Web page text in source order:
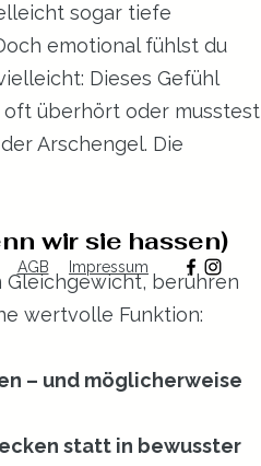
sogar tiefe
emotional fühlst du
Dieses Gefühl
oft überhört oder musstest
Arschengel. Die
wir sie hassen)
Gleichgewicht, berühren
wertvolle Funktion:
– und möglicherweise
statt in bewusster
AGB Impressum